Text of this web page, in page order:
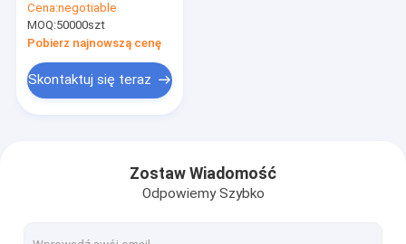
grawerowania szkła
kamiennego rzeźba w
rzeźbieniu
Cena:negotiable
MOQ:50000szt
Pobierz najnowszą cenę
Skontaktuj się teraz
Zostaw Wiadomość
Odpowiemy Szybko